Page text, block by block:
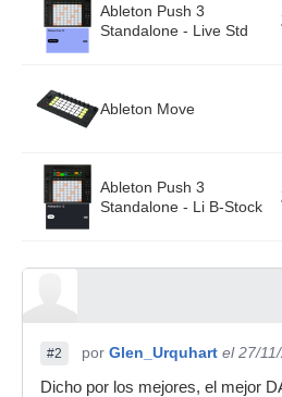
Ableton Push 3
Standalone - Live Std
Ableton Move
Ableton Push 3
Standalone - Li B-Stock
#2 por Glen_Urquhart el 27/
Dicho por los mejores, el mejor